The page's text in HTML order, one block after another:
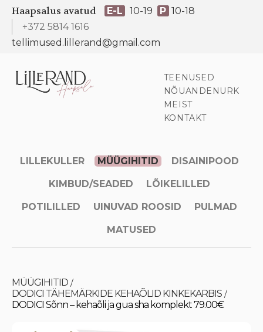
Haapsalus avatud E-L 10-19 P 10-18
+372 5814 1616
tellimused.lillerand@gmail.com
TEENUSED
NÕUANDENURK
MEIST
KONTAKT
LILLEKULLER MÜÜGIHITID DISAINIPOOD
KIMBUD/SEADED LÕIKELILLED
POTILILLED UINUVAD ROOSID PULMAD
MATUSED
MÜÜGIHITID /
DODICI TÄHEMÄRKIDE KEHAÕLID KINKEKARBIS /
DODICI Sõnn – kehaõli ja gua sha komplekt 79.00€